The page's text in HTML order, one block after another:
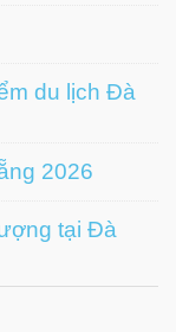
du lịch Đà
2026
tại Đà